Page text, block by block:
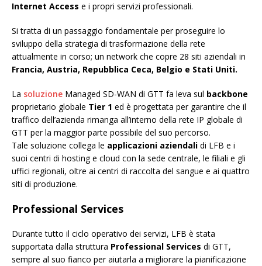
Internet Access e i propri servizi professionali.
Si tratta di un passaggio fondamentale per proseguire lo
sviluppo della strategia di trasformazione della rete
attualmente in corso; un network che copre 28 siti aziendali in
Francia, Austria, Repubblica Ceca, Belgio e Stati Uniti.
La soluzione Managed SD-WAN di GTT fa leva sul backbone
proprietario globale Tier 1 ed è progettata per garantire che il
traffico dell’azienda rimanga all’interno della rete IP globale di
GTT per la maggior parte possibile del suo percorso.
Tale soluzione collega le applicazioni aziendali di LFB e i
suoi centri di hosting e cloud con la sede centrale, le filiali e gli
uffici regionali, oltre ai centri di raccolta del sangue e ai quattro
siti di produzione.
Professional Services
Durante tutto il ciclo operativo dei servizi, LFB è stata
supportata dalla struttura Professional Services di GTT,
sempre al suo fianco per aiutarla a migliorare la pianificazione